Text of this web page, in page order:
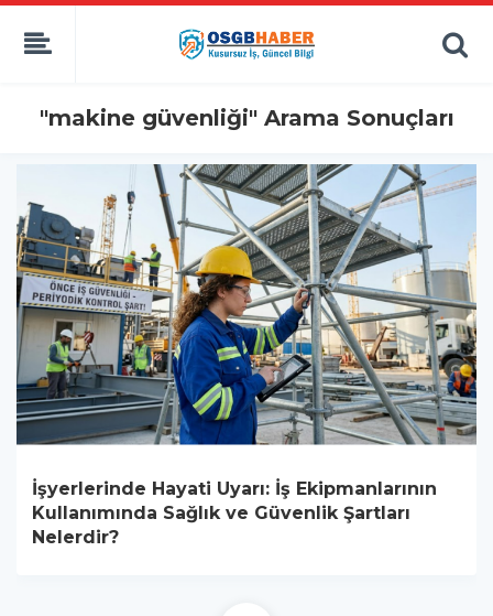
"makine güvenliği" Arama Sonuçları
İşyerlerinde Hayati Uyarı: İş Ekipmanlarının
Kullanımında Sağlık ve Güvenlik Şartları
Nelerdir?